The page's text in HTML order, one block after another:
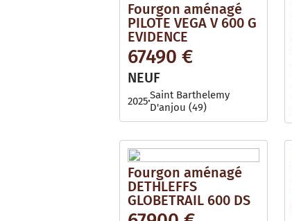
Fourgon aménagé
PILOTE VEGA V 600 G
EVIDENCE
67490 €
NEUF
2025Saint Barthelemy
D'anjou (49)
Fourgon aménagé
DETHLEFFS
GLOBETRAIL 600 DS